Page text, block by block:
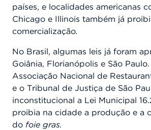
países, e localidades americanas
Chicago e Illinois também já
comercialização.
No Brasil, algumas leis já foram
Goiânia, Florianópolis e São
Associação Nacional de
e o Tribunal de Justiça de São
inconstitucional a Lei Municipal
proibia na cidade a produção e a
do foie gras.